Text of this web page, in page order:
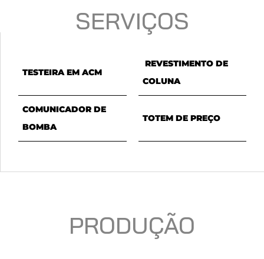
SERVIÇOS
TESTEIRA EM ACM
REVESTIMENTO DE
COLUNA
COMUNICADOR DE
BOMBA
TOTEM DE PREÇO
PRODUÇÃO